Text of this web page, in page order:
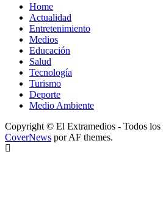
Home
Actualidad
Entretenimiento
Medios
Educación
Salud
Tecnología
Turismo
Deporte
Medio Ambiente
Copyright © El Extramedios - Todos los
CoverNews por AF themes.